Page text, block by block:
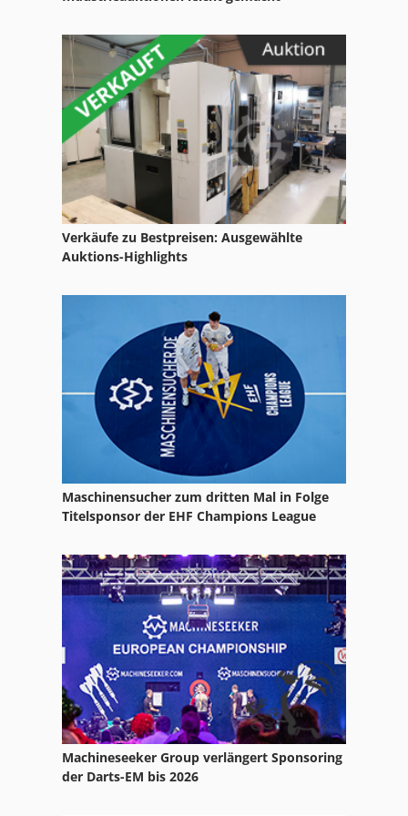
Leit Und Zugspindeldrehmaschine
Ls 703
Lz 300
Maschineschraubstock 200 Mm
Na 3000
Nc Drehmaschine
Nc Fräsmaschine
Schuhmachermaschine Fraes Und Schleifmaschine
Zug Und Leitspindel Drehmaschine
Verkäufe zu Bestpreisen: Ausgewählte
Auktions-Highlights
Maschinensucher zum dritten Mal in Folge
Titelsponsor der EHF Champions League
Machineseeker Group verlängert Sponsoring
der Darts-EM bis 2026